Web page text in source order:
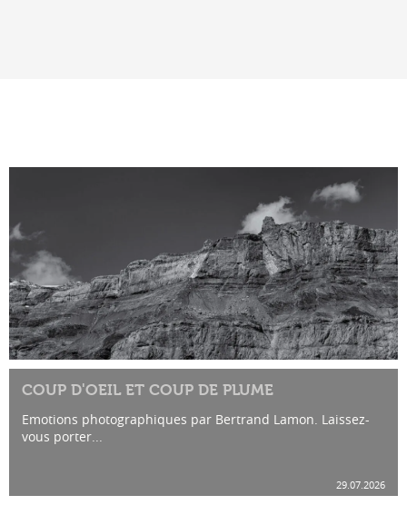
COUP D'OEIL ET COUP DE PLUME
Emotions photographiques par Bertrand Lamon. Laissez-
vous porter...
29.07.2026